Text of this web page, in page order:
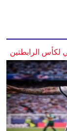
لكأس الرابطتين